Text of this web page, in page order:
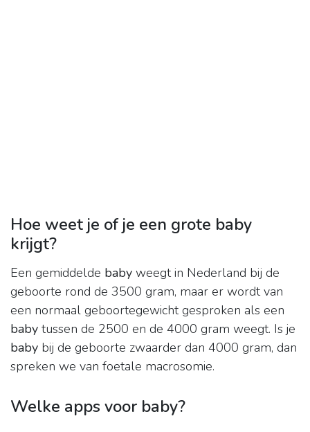
Hoe weet je of je een grote baby
krijgt?
Een gemiddelde baby weegt in Nederland bij de
geboorte rond de 3500 gram, maar er wordt van
een normaal geboortegewicht gesproken als een
baby tussen de 2500 en de 4000 gram weegt. Is je
baby bij de geboorte zwaarder dan 4000 gram, dan
spreken we van foetale macrosomie.
Welke apps voor baby?